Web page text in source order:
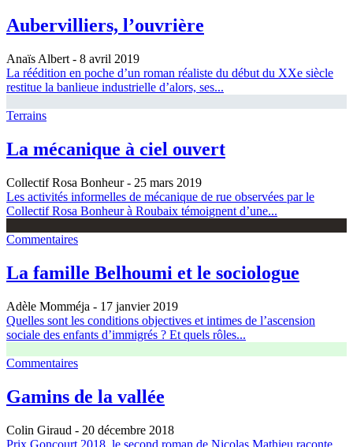
Aubervilliers, l’ouvrière
Anaïs Albert - 8 avril 2019
La réédition en poche d’un roman réaliste du début du XXe siècle
restitue la banlieue industrielle d’alors, ses...
Terrains
La mécanique à ciel ouvert
Collectif Rosa Bonheur- 25 mars 2019
Les activités informelles de mécanique de rue observées par le
Collectif Rosa Bonheur à Roubaix témoignent d’une...
Commentaires
La famille Belhoumi et le sociologue
Adèle Momméja - 17 janvier 2019
Quelles sont les conditions objectives et intimes de l’ascension
sociale des enfants d’immigrés ? Et quels rôles...
Commentaires
Gamins de la vallée
Colin Giraud - 20 décembre 2018
Prix Goncourt 2018, le second roman de Nicolas Mathieu raconte